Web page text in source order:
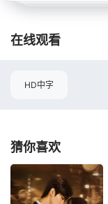
在线观看
HD中字
猜你喜欢